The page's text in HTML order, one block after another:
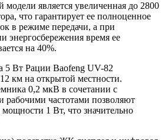
является увеличенная до 2800
что гарантирует ее полноценное
в режиме передачи, а при
энергосбережения время ее
на 40%.
5 Вт Рации Baofeng UV-82
км на открытой местности.
0,2 мкВ в сочетании с
частотами позволяют
1 Вт, что значительно